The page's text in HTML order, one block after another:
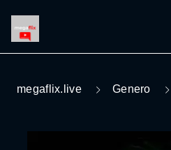
megaflix.live Genero